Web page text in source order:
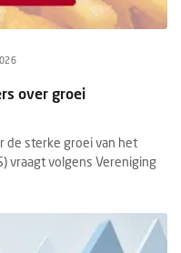
over groei
de sterke groei van het
vraagt volgens Vereniging